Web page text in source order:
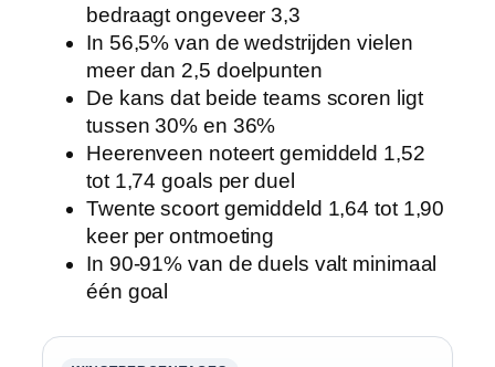
bedraagt ongeveer 3,3
In 56,5% van de wedstrijden vielen
meer dan 2,5 doelpunten
De kans dat beide teams scoren ligt
tussen 30% en 36%
Heerenveen noteert gemiddeld 1,52
tot 1,74 goals per duel
Twente scoort gemiddeld 1,64 tot 1,90
keer per ontmoeting
In 90-91% van de duels valt minimaal
één goal